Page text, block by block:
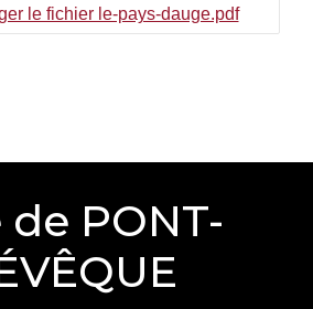
le fichier le-pays-dauge.pdf
PONT-